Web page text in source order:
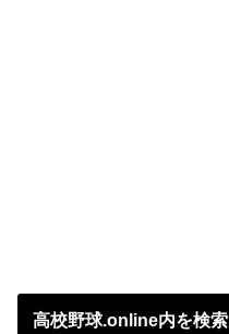
高校野球.online内を検索